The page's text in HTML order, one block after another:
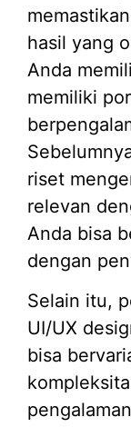
hasil yang
Anda
memiliki
riset
relevan
Anda bisa
dengan
Selain itu,
UI/UX
bisa